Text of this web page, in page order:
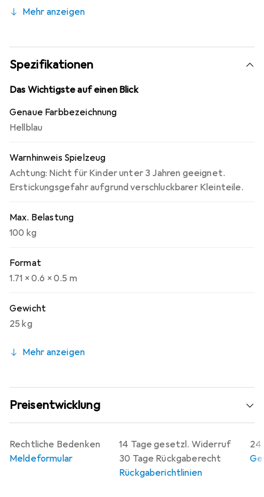
Höhe ermöglicht einen grösseren Schwung. Der elegante
strukturierte Oberfläche, ist extra dick für zusätzliche
Stabilität und ist innen und aussen verzinkt. Dies bietet
dem Schwingset zusätzliche Haltbarkeit und
Witterungsschutz. Die bequeme Stoffnest-Schaukel ist
auch schaukeln, entspannen und sich dem Spass
anschliessen.
Mehr anzeigen
Spezifikationen
Das Wichtigste auf einen Blick
Genaue Farbbezeichnung
Hellblau
Warnhinweis Spielzeug
Achtung: Nicht für Kinder unter 3 Jahren geeignet.
Erstickungsgefahr aufgrund verschluckbarer Kleinteile.
Max. Belastung
100 kg
Format
1.71 x 0.6 x 0.5 m
Gewicht
25 kg
Mehr anzeigen
Preisentwicklung
14 Tage gesetzl. Widerruf
30 Tage Rückgaberecht
Rückgaberichtlinien
24
Rechtliche Bedenken
Meldeformular